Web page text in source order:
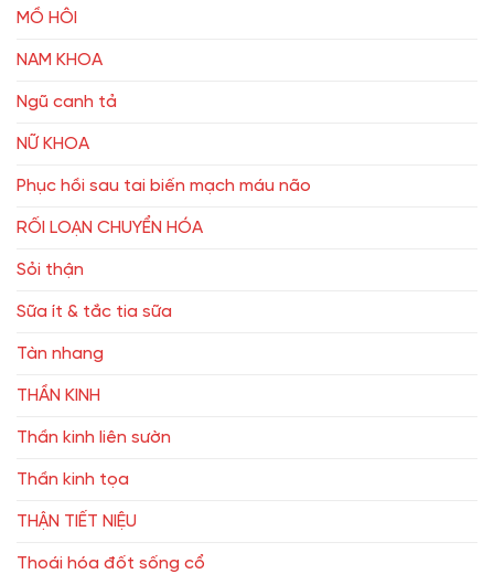
MỒ HÔI
NAM KHOA
Ngũ canh tả
NỮ KHOA
Phục hồi sau tai biến mạch máu não
RỐI LOẠN CHUYỂN HÓA
Sỏi thận
Sữa ít & tắc tia sữa
Tàn nhang
THẦN KINH
Thần kinh liên sườn
Thần kinh tọa
THẬN TIẾT NIỆU
Thoái hóa đốt sống cổ